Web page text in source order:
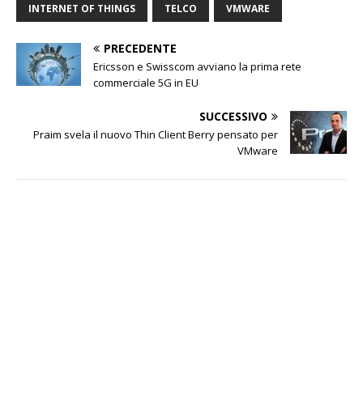
INTERNET OF THINGS TELCO VMWARE
PRECEDENTE
Ericsson e Swisscom avviano la prima rete
commerciale 5G in EU
SUCCESSIVO
Praim svela il nuovo Thin Client Berry pensato per
VMware